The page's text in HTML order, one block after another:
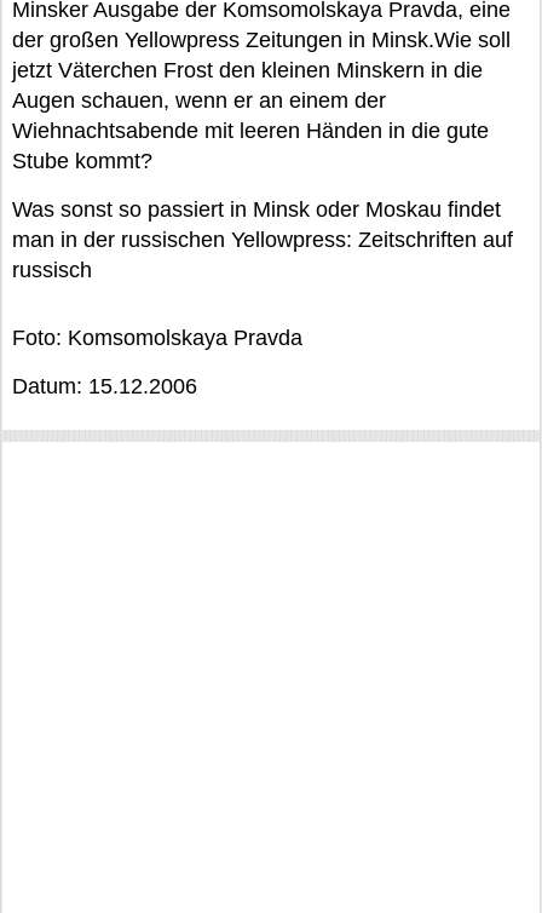
Minsker Ausgabe der Komsomolskaya Pravda, eine
der großen Yellowpress Zeitungen in Minsk.Wie soll
jetzt Väterchen Frost den kleinen Minskern in die
Augen schauen, wenn er an einem der
Wiehnachtsabende mit leeren Händen in die gute
Stube kommt?
Was sonst so passiert in Minsk oder Moskau findet
man in der russischen Yellowpress: Zeitschriften auf
russisch
Foto: Komsomolskaya Pravda
Datum: 15.12.2006